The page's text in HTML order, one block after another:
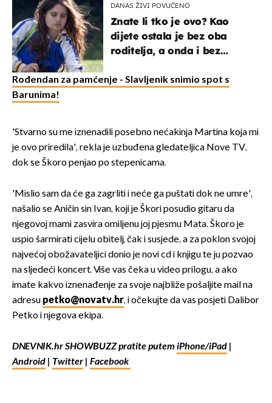
DANAS ŽIVI POVUČENO
Znate li tko je ovo? Kao
dijete ostala je bez oba
roditelja, a onda i bez
naslijediti
Rođendan za pamćenje - Slavljenik snimio spot s
Barunima!
'Stvarno su me iznenadili posebno nećakinja Martina koja mi
je ovo priredila', rekla je uzbuđena gledateljica Nove TV,
dok se Škoro penjao po stepenicama.
'Mislio sam da će ga zagrliti i neće ga puštati dok ne umre',
našalio se Aničin sin Ivan, koji je Škori posudio gitaru da
njegovoj mami zasvira omiljenu joj pjesmu Mata. Škoro je
uspio šarmirati cijelu obitelj, čak i susjede, a za poklon svojoj
najvećoj obožavateljici donio je novi cd i knjigu te ju pozvao
na sljedeći koncert. Više vas čeka u video prilogu, a ako
imate kakvo iznenađenje za svoje najbliže pošaljite mail na
adresu petko@novatv.hr, i očekujte da vas posjeti Dalibor
Petko i njegova ekipa.
DNEVNIK.hr SHOWBUZZ pratite putem iPhone/iPad |
Android | Twitter | Facebook